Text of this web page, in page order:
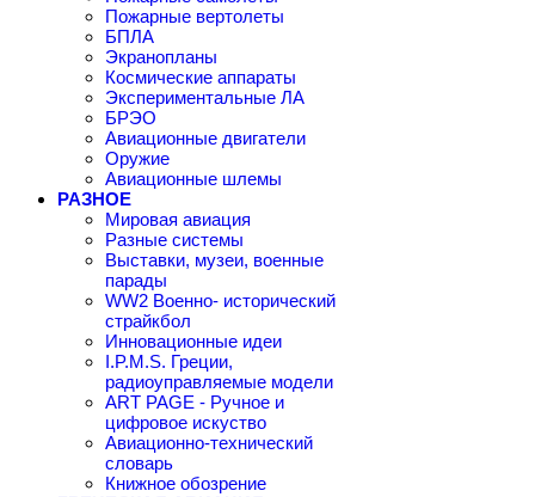
Пожарные вертолеты
БПЛА
Экранопланы
Космические аппараты
Экспериментальные ЛА
БРЭО
Авиационные двигатели
Оружие
Авиационные шлемы
РАЗНОЕ
Мировая авиация
Разные системы
Выставки, музеи, военные
парады
WW2 Военно- исторический
страйкбол
Инновационные идеи
I.P.M.S. Греции,
радиоуправляемые модели
ART PAGE - Ручное и
цифровое искуство
Авиационно-технический
словарь
Книжное обозрение